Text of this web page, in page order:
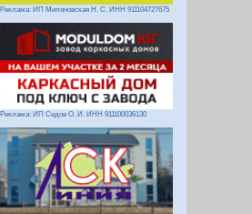
Реклама: ИП Миляновская Н. С. ИНН 911104727675
Реклама: ИП Седов О. И. ИНН 911100036130